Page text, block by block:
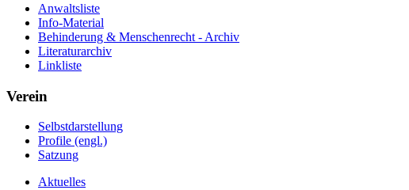
Anwaltsliste
Info-Material
Behinderung & Menschenrecht - Archiv
Literaturarchiv
Linkliste
Verein
Selbstdarstellung
Profile (engl.)
Satzung
Aktuelles